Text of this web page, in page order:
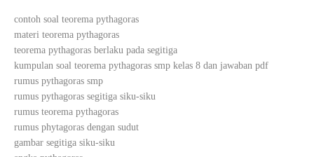
contoh soal teorema pythagoras
materi teorema pythagoras
teorema pythagoras berlaku pada segitiga
kumpulan soal teorema pythagoras smp kelas 8 dan jawaban pdf
rumus pythagoras smp
rumus pythagoras segitiga siku-siku
rumus teorema pythagoras
rumus phytagoras dengan sudut
gambar segitiga siku-siku